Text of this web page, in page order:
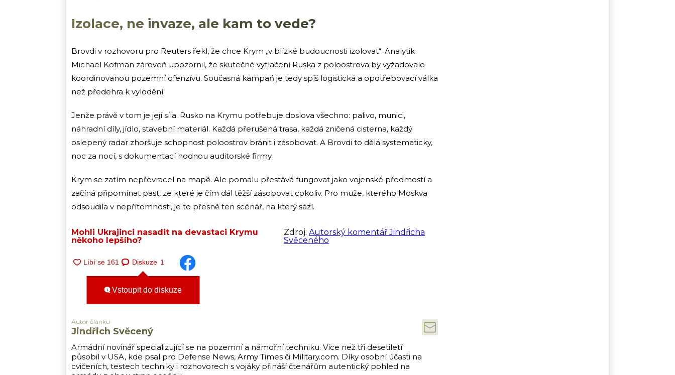
Izolace, ne invaze, ale kam to vede?
Brovdi v rozhovoru pro Reuters řekl, že chce Krym „v blízké budoucnosti izolovat“. Analytik
Michael Kofman zároveň upozornil, že skutečné vytlačení Ruska z poloostrova by vyžadovalo
koordinovanou pozemní ofenzívu. Současná kampaň je tedy spíš logistická a opotřebovací válka
než předehra k vylodění.
Jenže právě v tom je její síla. Rusko na Krymu potřebuje doslova všechno: palivo, munici,
náhradní díly, jídlo, stavební materiál. Každá přerušená trasa, každá zničená cisterna, každý
oslepený radar zhoršuje schopnost poloostrov bránit i zásobovat. A Brovdi to dělá systematicky,
noc za nocí, s dokumentací hodnou auditorské firmy.
Krym se zatím nepřevracel na mapě. Ale pomalu přestává fungovat jako vojenské předmostí a
začíná připomínat past, ze které je čím dál těžší zásobovat cokoliv. Pro muže, kterého Moskva
odsoudila v nepřítomnosti, je to přesně ten scénář, na který sází.
Mohli Ukrajinci nasadit na devastaci Krymu
někoho lepšího?
Zdroj:Autorský komentář Jindřicha
Svěceného
Diskuze 1
Vstoupit do diskuze
Autor článku
Jindřich Svěcený
Armádní novinář specializující se na pozemní a námořní techniku. Více než tři desetiletí
působil v USA, kde psal pro Defense News, Army Times či Military.com. Díky osobní účasti na
cvičeních, testech techniky i rozhovorech s vojáky přináší čtenářům autentický pohled na